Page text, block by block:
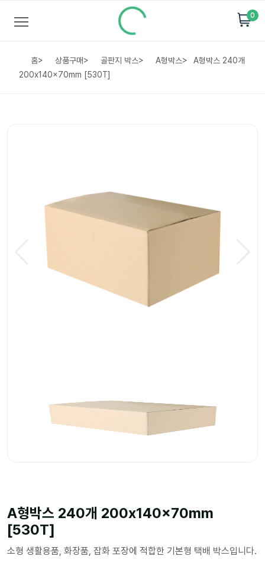
0
홈> 상품구매> 골판지 박스> A형박스>
A형박스 240개
200x140x70mm [530T]
A형박스 240개 200x140x70mm
[530T]
소형 생활용품, 화장품, 잡화 포장에 적합한 기본형 택배 박스입니다.